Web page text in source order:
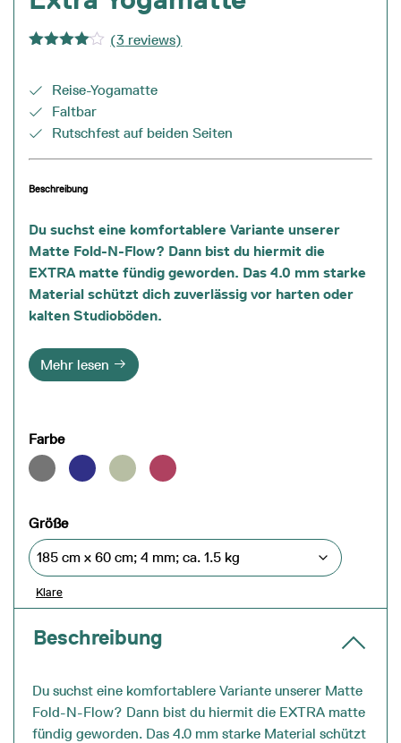
von 5
(3 reviews)
Reise-Yogamatte
Faltbar
Rutschfest auf beiden Seiten
Beschreibung
Du suchst eine komfortablere Variante unserer
Matte Fold-N-Flow? Dann bist du hiermit die
EXTRA matte fündig geworden. Das 4.0 mm starke
Material schützt dich zuverlässig vor harten oder
kalten Studioböden.
Mehr lesen
Farbe
Größe
Klare
Beschreibung
Du suchst eine komfortablere Variante unserer Matte
Fold-N-Flow? Dann bist du hiermit die EXTRA matte
fündig geworden. Das 4.0 mm starke Material schützt